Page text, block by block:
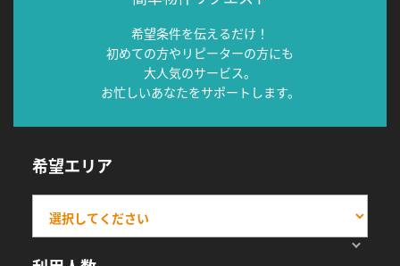
希望条件を伝えるだけ！
初めての方やリピーターの方にも
大人気のサービス。
お忙しいあなたをサポートします。
希望エリア